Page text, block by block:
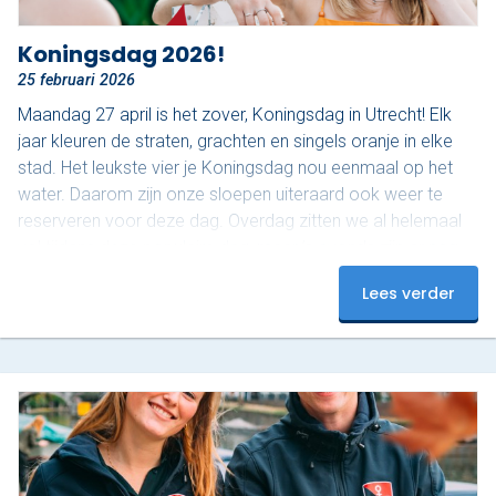
Koningsdag 2026!
25 februari 2026
Maandag 27 april is het zover, Koningsdag in Utrecht! Elk
jaar kleuren de straten, grachten en singels oranje in elke
stad. Het leukste vier je Koningsdag nou eenmaal op het
water. Daarom zijn onze sloepen uiteraard ook weer te
reserveren voor deze dag. Overdag zitten we al helemaal
plekjes vrij! Op dit moment hebben we nog 3 sloepen
beschikbaar van 18:00 tot 20:00. Onze luxe sloepen zijn
Lees verder